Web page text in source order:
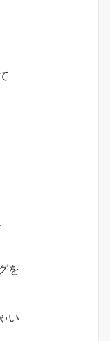
を
い